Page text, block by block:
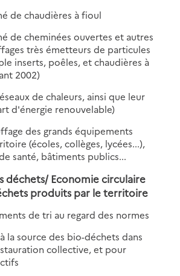
de chaudières à fioul
de cheminées ouvertes et autres
très émetteurs de particules
inserts, poêles, et chaudières à
2002)
de chaleurs, ainsi que leur
d'énergie renouvelable)
des grands équipements
(écoles, collèges, lycées...),
santé, bâtiments publics...
déchets/ Economie circulaire
produits par le territoire
de tri au regard des normes
la source des bio-déchets dans
collective, et pour